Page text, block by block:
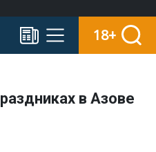
18+
в Азове